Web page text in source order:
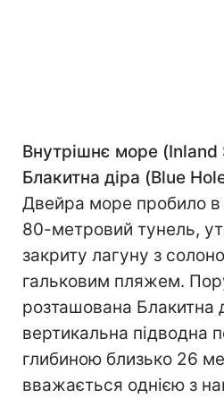
Внутрішнє море (Inland
Блакитна діра (Blue
Двейра море пробило в
80-метровий тунель,
закриту лагуну з
гальковим пляжем.
розташована Блакитна
вертикальна підводна
глибиною близько 26
вважається однією з